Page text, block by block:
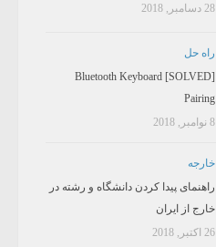
28 دسامبر, 2018
راه حل
[SOLVED] Bluetooth Keyboard
Pairing
8 نوامبر, 2018
خارجه
راهنمای پیدا کردن دانشگاه و رشته در
خارج از ایران
26 اکتبر, 2018